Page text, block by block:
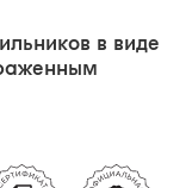
в виде